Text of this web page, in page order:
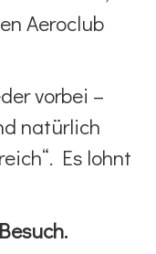
Aeroclub
vorbei –
natürlich
Es lohnt